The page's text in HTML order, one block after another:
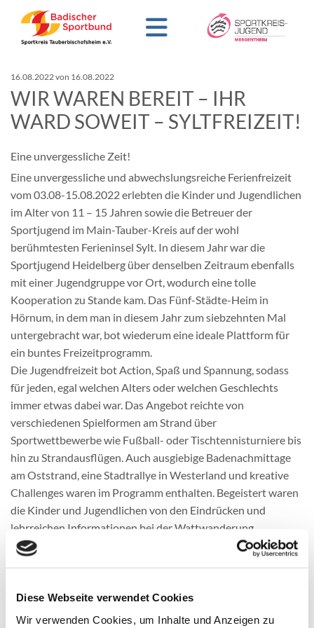
Diese Webseite verwendet Cookies
Wir verwenden Cookies, um Inhalte und Anzeigen zu
16.08.2022 von 16.08.2022
WIR WAREN BEREIT – IHR
WARD SOWEIT – SYLTFREIZEIT!
Eine unvergessliche Zeit!
Eine unvergessliche und abwechslungsreiche Ferienfreizeit
vom 03.08-15.08.2022 erlebten die Kinder und Jugendlichen
im Alter von 11 – 15 Jahren sowie die Betreuer der
Sportjugend im Main-Tauber-Kreis auf der wohl
berühmtesten Ferieninsel Sylt. In diesem Jahr war die
Sportjugend Heidelberg über denselben Zeitraum ebenfalls
mit einer Jugendgruppe vor Ort, wodurch eine tolle
Kooperation zu Stande kam. Das Fünf-Städte-Heim in
Hörnum, in dem man in diesem Jahr zum siebzehnten Mal
untergebracht war, bot wiederum eine ideale Plattform für
ein buntes Freizeitprogramm.
Die Jugendfreizeit bot Action, Spaß und Spannung, sodass
für jeden, egal welchen Alters oder welchen Geschlechts
immer etwas dabei war. Das Angebot reichte von
verschiedenen Spielformen am Strand über
Sportwettbewerbe wie Fußball- oder Tischtennisturniere bis
hin zu Strandausflügen. Auch ausgiebige Badenachmittage
am Oststrand, eine Stadtrallye in Westerland und kreative
Challenges waren im Programm enthalten. Begeistert waren
die Kinder und Jugendlichen von den Eindrücken und
lehrreichen Informationen bei der Wattwanderung.
Das Highlight der Freizeit bestand wohl für alle im
Mühen um den Kids bleibende Erinnerungen zu schaffen. So
gab es beispielsweise eine Bad-Taste Party, bei der alle in